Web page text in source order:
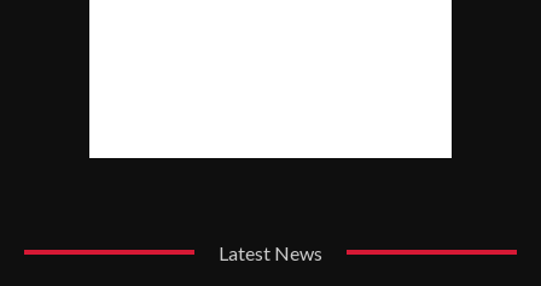
Latest News